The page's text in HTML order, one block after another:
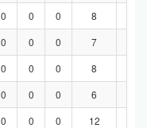
0 0 0 8
0 0 0 7
0 0 0 8
0 0 0 6
0 0 0 12